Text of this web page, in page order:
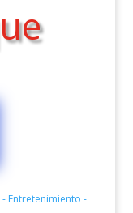
- Entretenimiento -